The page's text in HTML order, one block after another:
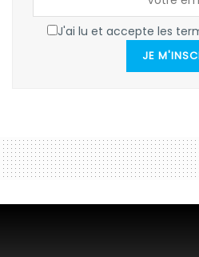
J'ai lu et accepte les
JE